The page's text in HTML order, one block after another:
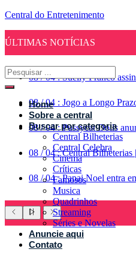
Central do Entretenimento
ÚLTIMAS NOTÍCIAS
08 / 04 : Suelly Franco
08 / 04 : Jogo a Longo
08 / 04 : Pussycat Dolls
08 / 04 : Central Bilheterias
08 / 04 : Papai Noel entra
Home
Sobre a central
Buscar por categoria
Central Bilheterias
Central Celebra
Cinema
Críticas
Famosos
Musica
Quadrinhos
Streaming
Séries e Novelas
Anuncie aqui
Contato